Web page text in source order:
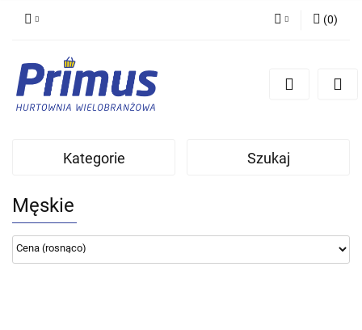
Zarejestruj się
(0)
Kategorie Szukaj
Męskie